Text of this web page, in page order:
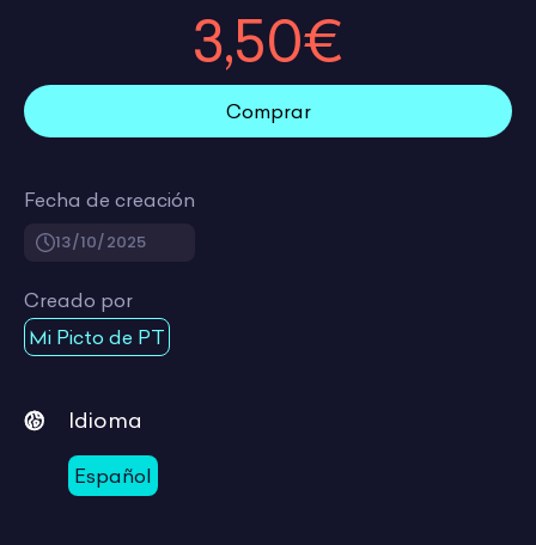
Fecha de creación
13/10/2025
Creado por
Mi Picto de PT
Idioma
Español
3,50€
Comprar